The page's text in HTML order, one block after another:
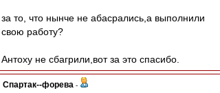
за то, что нынче не абасрались,а выполнили
свою работу?
Антоху не сбагрили,вот за это спасибо.
Cпартак--форева -